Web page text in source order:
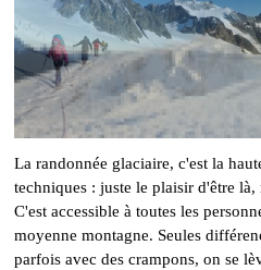
La randonnée glaciaire, c'est la
techniques : juste le plaisir d'être
C'est accessible à toutes les
moyenne montagne. Seules
parfois avec des crampons, on se